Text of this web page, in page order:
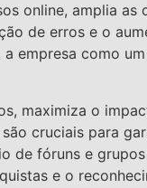
online, amplia as
de erros e o
empresa como
maximiza o
cruciais para
de fóruns e
e o